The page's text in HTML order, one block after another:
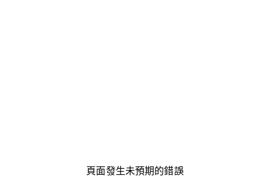
頁面發生未預期的錯誤